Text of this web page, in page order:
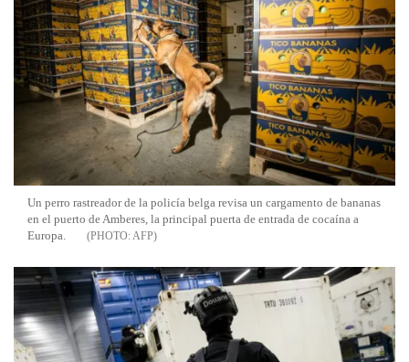
Un perro rastreador de la policía belga revisa un cargamento de bananas
en el puerto de Amberes, la principal puerta de entrada de cocaína a
Europa.
AFP